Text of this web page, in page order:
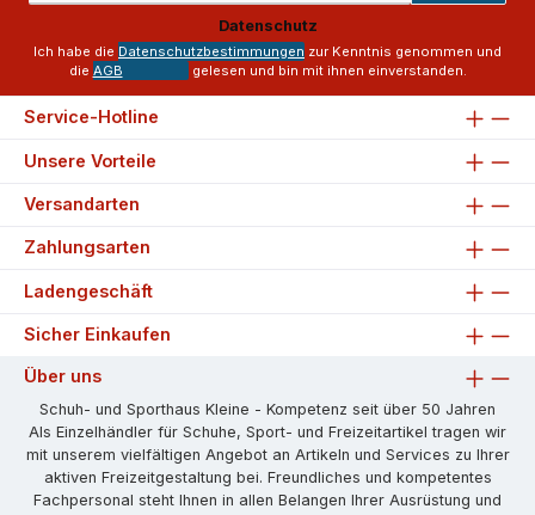
Adresse
*
Datenschutz
Ich habe die Datenschutzbestimmungen zur Kenntnis genommen und
die AGB gelesen und bin mit ihnen einverstanden.
Service-Hotline
Unsere Vorteile
Versandarten
Zahlungsarten
Ladengeschäft
Sicher Einkaufen
Über uns
Schuh- und Sporthaus Kleine - Kompetenz seit über 50 Jahren
Als Einzelhändler für Schuhe, Sport- und Freizeitartikel tragen wir
mit unserem vielfältigen Angebot an Artikeln und Services zu Ihrer
aktiven Freizeitgestaltung bei. Freundliches und kompetentes
Fachpersonal steht Ihnen in allen Belangen Ihrer Ausrüstung und